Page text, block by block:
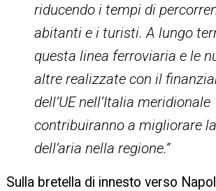
riducendo i tempi di
abitanti e i turisti. A lungo
questa linea ferroviaria e le
altre realizzate con il
dell’UE nell’Italia meridionale
contribuiranno a migliorare
dell’aria nella regione.”
Sulla bretella di innesto verso